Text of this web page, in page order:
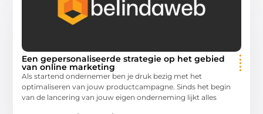
Een gepersonaliseerde strategie op het gebied
van online marketing
Als startend ondernemer ben je druk bezig met het
optimaliseren van jouw productcampagne. Sinds het begin
van de lancering van jouw eigen onderneming lijkt alles